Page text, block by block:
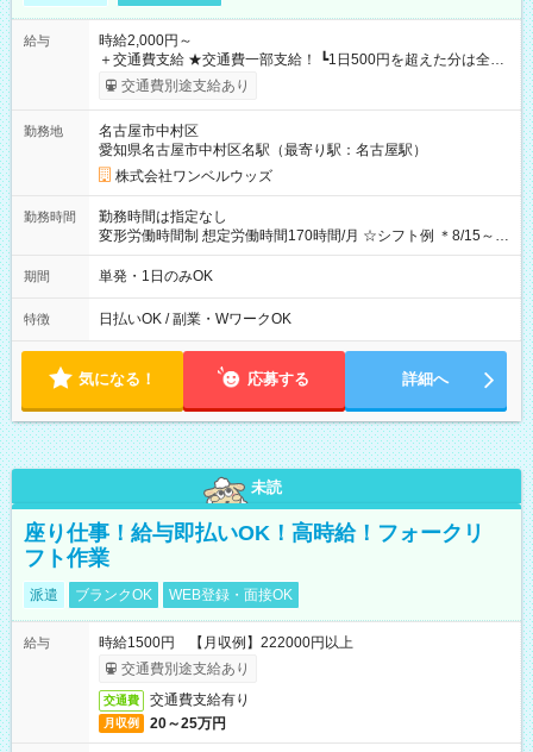
給与
時給2,000円～
＋交通費支給 ★交通費一部支給！ ┗1日500円を超えた分は全額
支給！ ※往復500円以内の方は自己負担となります ★日払い
OK！（規定あり） ┗働いたその日に現金GET♪ お仕事後はコン
期間なし
交通費別途支給あり
勤務地
名古屋市中村区
愛知県名古屋市中村区名駅（最寄り駅：名古屋駅）
株式会社ワンベルウッズ
勤務時間
勤務時間は指定なし
変形労働時間制 想定労働時間170時間/月 ☆シフト例 ＊8/15～
10/26 全日共通 08：00～12：00 17：00～21：00 ＊8/31
～9/19のみ下記シフトもあります！ 12：00～16：00 ＊9/6～
00
期間 単発・1日のみOK
特徴 日払いOK / 副業・WワークOK
気になる！ 応募する 詳細へ
未読
座り仕事！給与即払いOK！高時給！フォークリ
フト作業
派遣 ブランクOK WEB登録・面接OK
給与
時給1500円 【月収例】222000円以上
交通費別途支給あり
交通費 交通費支給有り
月収例 20～25万円